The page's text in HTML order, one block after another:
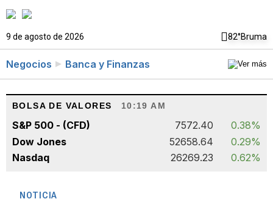
9 de agosto de 2026 82°Bruma
Negocios Banca y Finanzas
BOLSA DE VALORES 10:19 AM
S&P 500 - (CFD) 7572.40
0.38%
Dow Jones
52658.64
0.29%
Nasdaq
26269.23 0.62%
NOTICIA